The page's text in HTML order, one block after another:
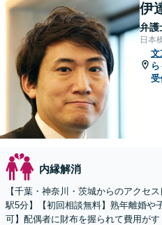
伊
弁護
日本
文
受
内縁解消
【千葉・神奈川・茨城からのアクセ
駅5分】【初回相談無料】熟年離婚や
可】配偶者に財布を握られて費用が